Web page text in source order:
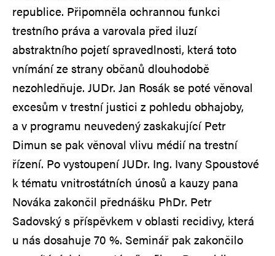
republice. Připomněla ochrannou funkci
trestního práva a varovala před iluzí
abstraktního pojetí spravedlnosti, která toto
vnímání ze strany občanů dlouhodobě
nezohledňuje. JUDr. Jan Rosák se poté věnoval
excesům v trestní justici z pohledu obhajoby,
a v programu neuvedený zaskakující Petr
Dimun se pak věnoval vlivu médií na trestní
řízení. Po vystoupení JUDr. Ing. Ivany Spoustové
k tématu vnitrostátních únosů a kauzy pana
Nováka zakončil přednášku PhDr. Petr
Sadovský s příspěvkem v oblasti recidivy, která
u nás dosahuje 70 %. Seminář pak zakončilo